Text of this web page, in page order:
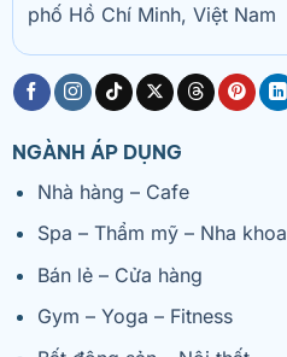
phố Hồ Chí Minh, Việt Nam
NGÀNH ÁP DỤNG
Nhà hàng – Cafe
Spa – Thẩm mỹ – Nha khoa
Bán lẻ – Cửa hàng
Gym – Yoga – Fitness